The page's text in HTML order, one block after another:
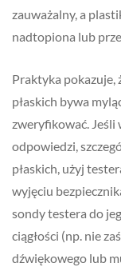
zauważalny, a
nadtopiona lub
Praktyka pokazuje,
płaskich bywa
zweryfikować. Jeśli
odpowiedzi,
płaskich, użyj
wyjęciu
sondy testera do
ciągłości (np. nie
dźwiękowego lub